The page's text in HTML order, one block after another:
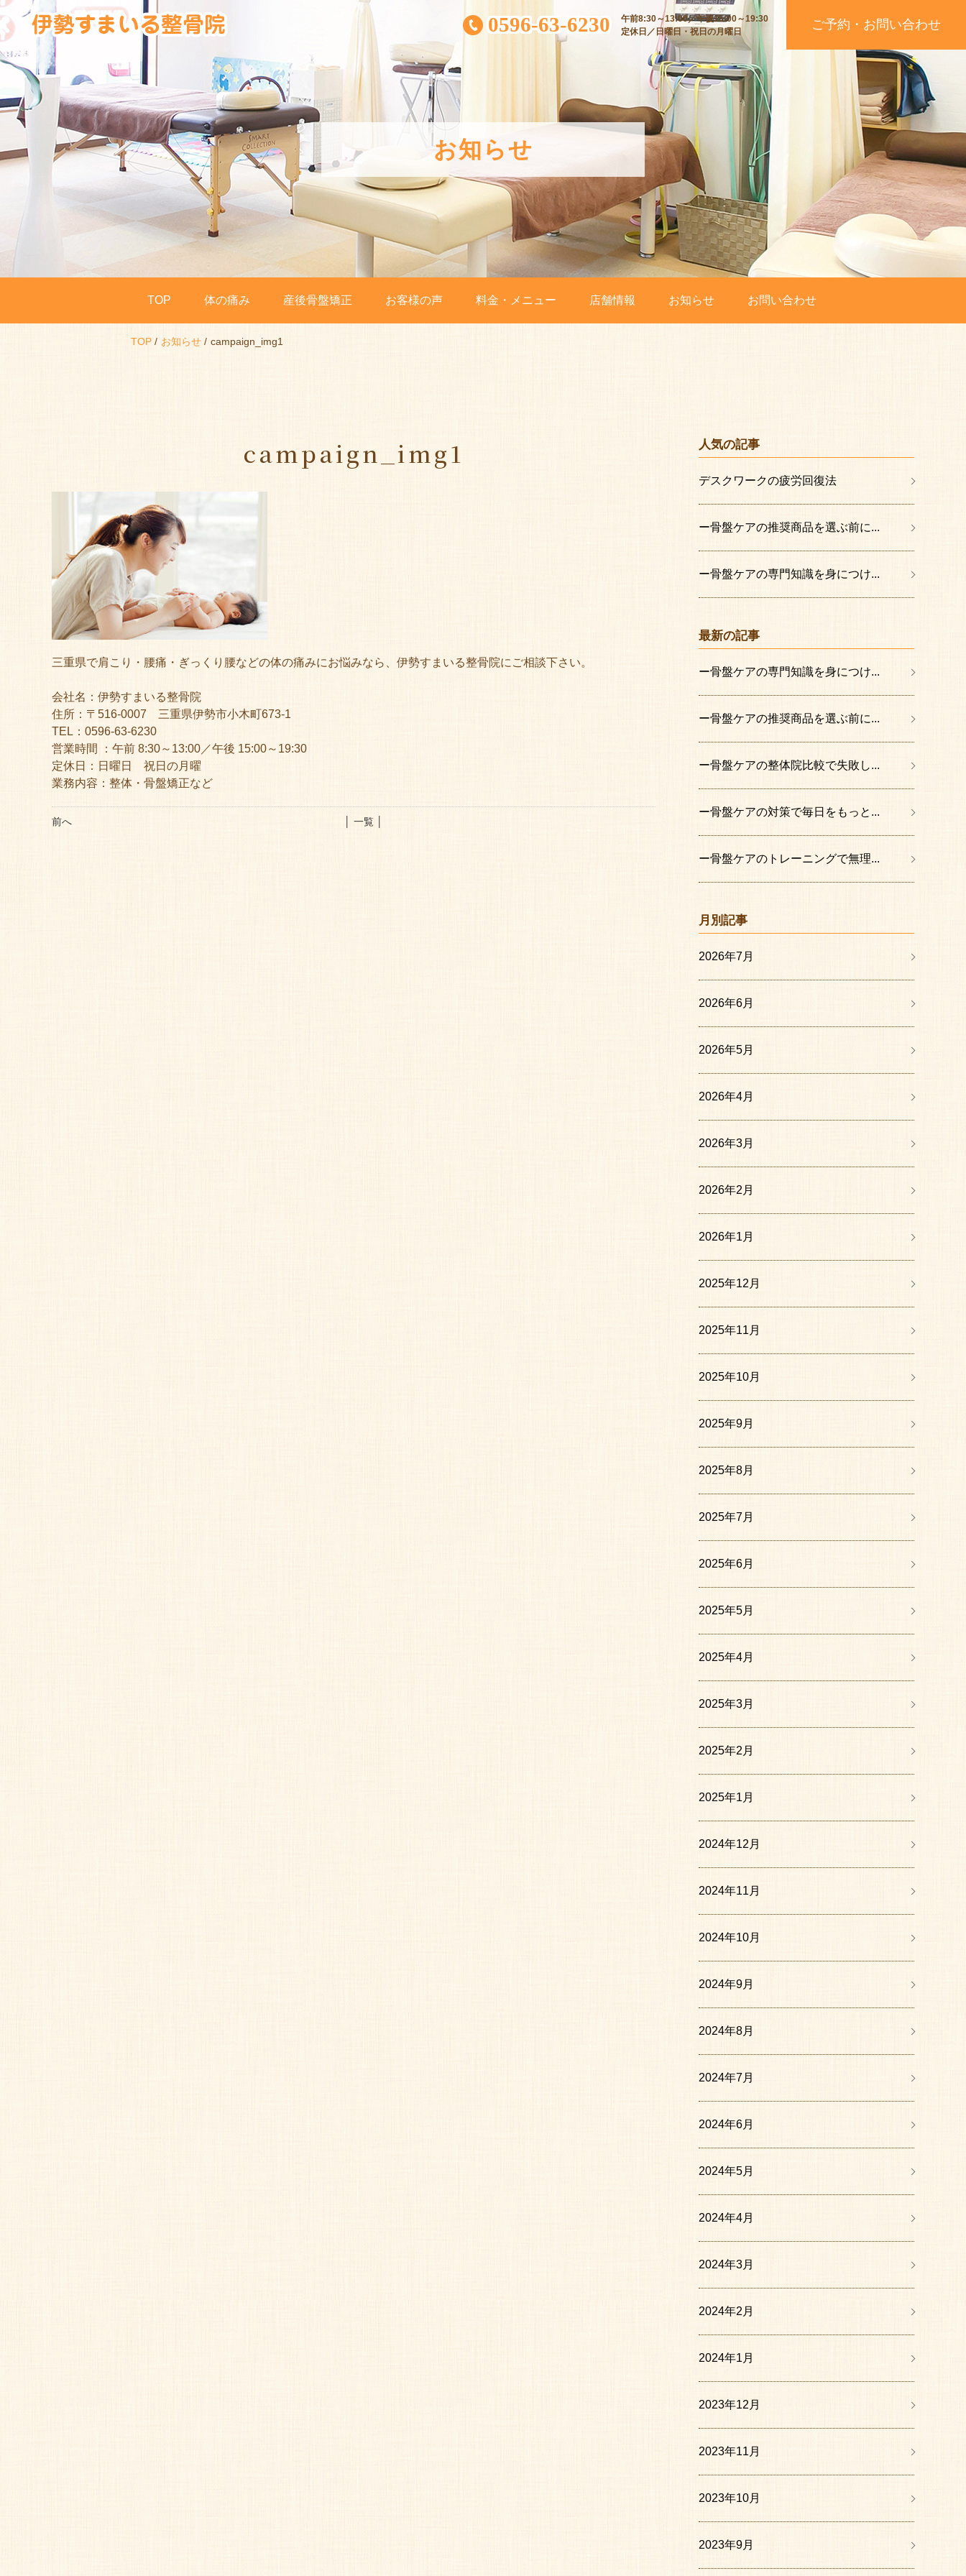
0596-63-6230
午前8:30～13:00／午後15:00～19:30
定休日／日曜日・祝日の月曜日
ご予約・お問い合わせ
お知らせ
TOP 体の痛み 産後骨盤矯正 お客様の声 料金・メニュー 店舗情報 お知らせ お問い合わせ
TOP お知らせ campaign_img1
campaign_img1
三重県で肩こり・腰痛・ぎっくり腰などの体の痛みにお悩みなら、伊勢すまいる整骨院にご相談下さい。
会社名：伊勢すまいる整骨院
住所：〒516-0007 三重県伊勢市小木町673-1
TEL：0596-63-6230
営業時間 ：午前 8:30～13:00／午後 15:00～19:30
定休日：日曜日 祝日の月曜
業務内容：整体・骨盤矯正など
前へ │ 一覧 │
人気の記事
デスクワークの疲労回復法
ー骨盤ケアの推奨商品を選ぶ前に...
ー骨盤ケアの専門知識を身につけ...
最新の記事
ー骨盤ケアの専門知識を身につけ...
ー骨盤ケアの推奨商品を選ぶ前に...
ー骨盤ケアの整体院比較で失敗し...
ー骨盤ケアの対策で毎日をもっと...
ー骨盤ケアのトレーニングで無理...
月別記事
2026年7月
2026年6月
2026年5月
2026年4月
2026年3月
2026年2月
2026年1月
2025年12月
2025年11月
2025年10月
2025年9月
2025年8月
2025年7月
2025年6月
2025年5月
2025年4月
2025年3月
2025年2月
2025年1月
2024年12月
2024年11月
2024年10月
2024年9月
2024年8月
2024年7月
2024年6月
2024年5月
2024年4月
2024年3月
2024年2月
2024年1月
2023年12月
2023年11月
2023年10月
2023年9月